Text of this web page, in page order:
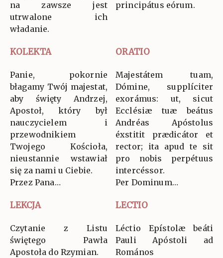
na zawsze jest
utrwalone ich
władanie.
principátus eórum.
KOLEKTA ORATIO
Panie, pokornie
błagamy Twój majestat,
aby święty Andrzej,
Apostoł, który był
nauczycielem i
przewodnikiem
Twojego Kościoła,
nieustannie wstawiał
się za nami u Ciebie.
Przez Pana…
Majestátem tuam,
Dómine, supplíciter
exorámus: ut, sicut
Ecclésiæ tuæ beátus
Andréas Apóstolus
éxstitit prædicátor et
rector; ita apud te sit
pro nobis perpétuus
intercéssor.
Per Dominum…
LEKCJA LECTIO
Czytanie z Listu
świętego Pawła
Apostoła do Rzymian.
Léctio Epístolæ beáti
Pauli Apóstoli ad
Romános